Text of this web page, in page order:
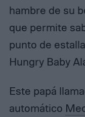
hambre de su
que permite
punto de
Hungry Baby
Este papá
automático